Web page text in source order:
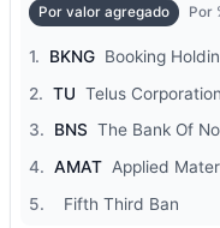
Por valor agregado Por
1. BKNG Booking
2. TU Telus Corporation
3.
BNS The Bank Of
4. AMAT Applied
5.
Fifth Third Ban